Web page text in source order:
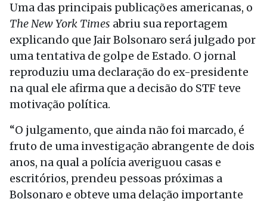
Uma das principais publicações americanas, o
The New York Times abriu sua reportagem
explicando que Jair Bolsonaro será julgado por
uma tentativa de golpe de Estado. O jornal
reproduziu uma declaração do ex-presidente
na qual ele afirma que a decisão do STF teve
motivação política.
“O julgamento, que ainda não foi marcado, é
fruto de uma investigação abrangente de dois
anos, na qual a polícia averiguou casas e
escritórios, prendeu pessoas próximas a
Bolsonaro e obteve uma delação importante